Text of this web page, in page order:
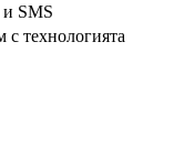
и SMS
технологията